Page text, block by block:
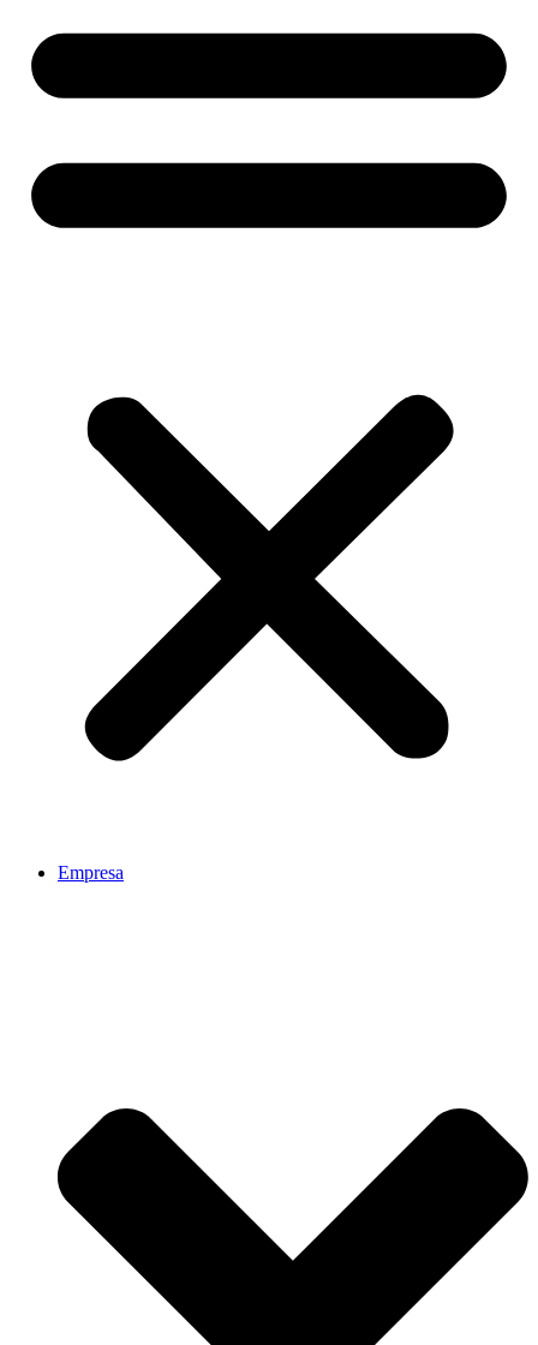
Empresa